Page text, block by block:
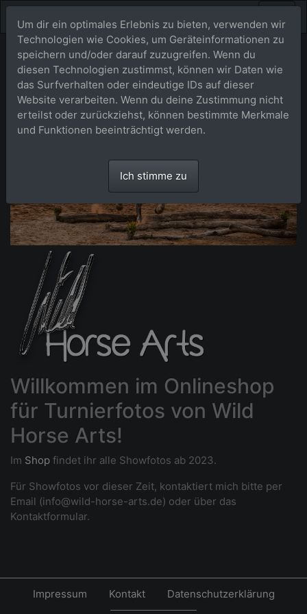
Willkommen im Onlineshop
für Turnierfotos von Wild
Horse Arts!
Im Shop findet ihr alle Showfotos ab 2023.
Für Showfotos vor dieser Zeit, kontaktiert mich bitte per
Email (info@wild-horse-arts.de) oder über das
Kontaktformular.
Um dir ein optimales Erlebnis zu bieten, verwenden wir
Technologien wie Cookies, um Geräteinformationen zu
speichern und/oder darauf zuzugreifen. Wenn du
diesen Technologien zustimmst, können wir Daten wie
das Surfverhalten oder eindeutige IDs auf dieser
Website verarbeiten. Wenn du deine Zustimmung nicht
erteilst oder zurückziehst, können bestimmte Merkmale
und Funktionen beeinträchtigt werden.
Ich stimme zu
Impressum Kontakt Datenschutzerklärung